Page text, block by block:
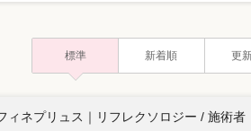
標準 新着順 更
ィネプリュス ｜ リフレクソロジー / 施術者